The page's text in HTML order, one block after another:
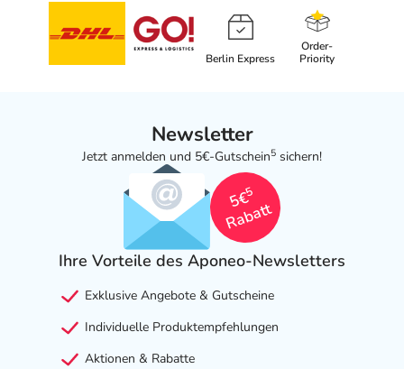
Berlin Express
Order-
Priority
Newsletter
Jetzt anmelden und 5€-Gutschein5 sichern!
5€
5
Rabatt
Ihre Vorteile des Aponeo-Newsletters
Exklusive Angebote & Gutscheine
Individuelle Produktempfehlungen
Aktionen & Rabatte